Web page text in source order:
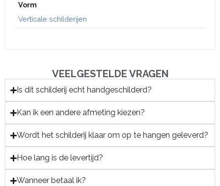
Vorm
Verticale schilderijen
VEELGESTELDE VRAGEN
Is dit schilderij echt handgeschilderd?
Kan ik een andere afmeting kiezen?
Wordt het schilderij klaar om op te hangen geleverd?
Hoe lang is de levertijd?
Wanneer betaal ik?